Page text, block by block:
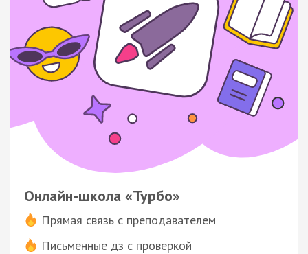
Онлайн-школа «Турбо»
Прямая связь с преподавателем
Письменные дз с проверкой